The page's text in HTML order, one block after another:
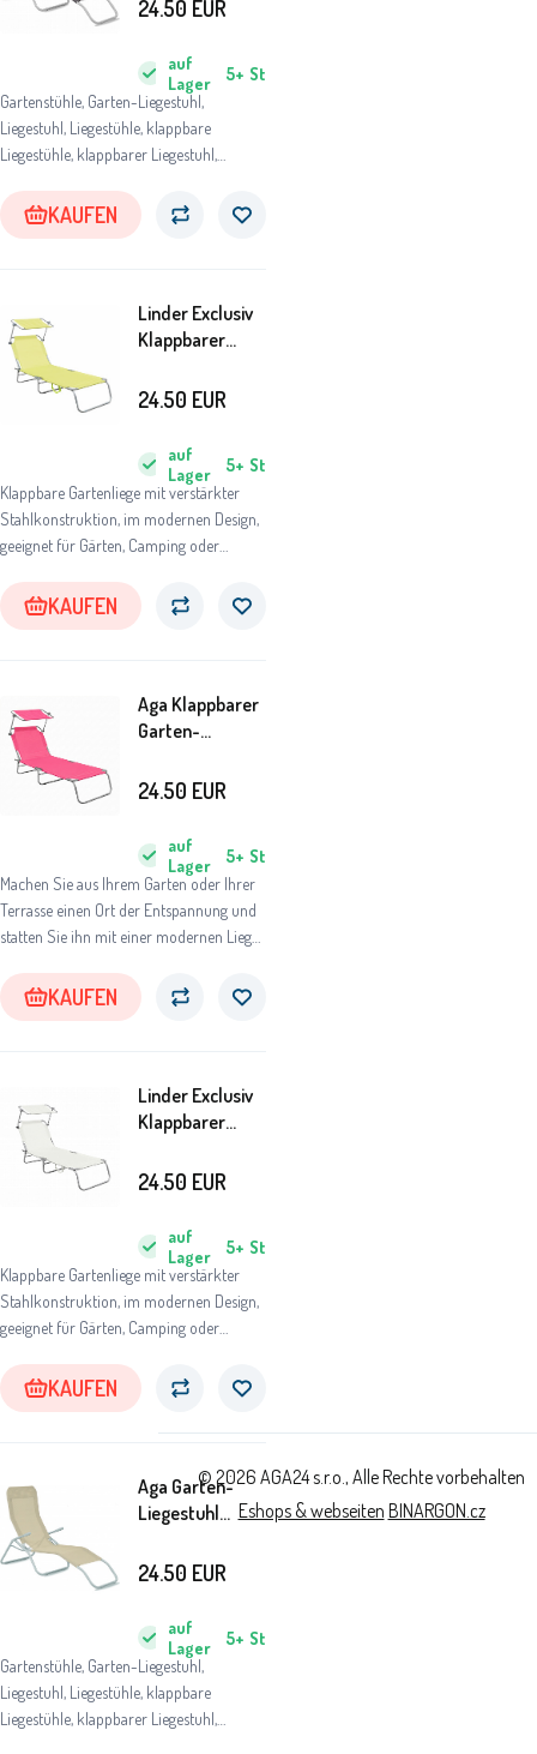
Gartenstühle, Garten-Liegestuhl,
Liegestuhl, Liegestühle, klappbare
Liegestühle, klappbarer Liegestuhl,
Gartenliege, Strandliege aus Holz,
Relaxliege für Garten
auf
Lager
5+ St
24.50 EUR
KAUFEN
Linder Exclusiv
Klappbarer
Baldachin Lime
Klappbare Gartenliege mit verstärkter
Stahlkonstruktion, im modernen Design,
geeignet für Gärten, Camping oder
auf
Lager
5+ St
24.50 EUR
KAUFEN
Aga Klappbarer
Garten-
Baldachin
Machen Sie aus Ihrem Garten oder Ihrer
Terrasse einen Ort der Entspannung und
statten Sie ihn mit einer modernen Liege
auf
Lager
5+ St
24.50 EUR
KAUFEN
Linder Exclusiv
Klappbarer
Baldachin Beige
Klappbare Gartenliege mit verstärkter
Stahlkonstruktion, im modernen Design,
geeignet für Gärten, Camping oder
auf
Lager
5+ St
24.50 EUR
KAUFEN
Aga Garten-
Liegestuhl
Gartenstühle, Garten-Liegestuhl,
Liegestuhl, Liegestühle, klappbare
Liegestühle, klappbarer Liegestuhl,
auf
Lager
5+ St
24.50 EUR
© 2026 AGA24 s.r.o., Alle Rechte vorbehalten
Eshops & webseiten BINARGON.cz